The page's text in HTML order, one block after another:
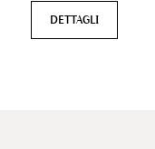
DETTAGLI